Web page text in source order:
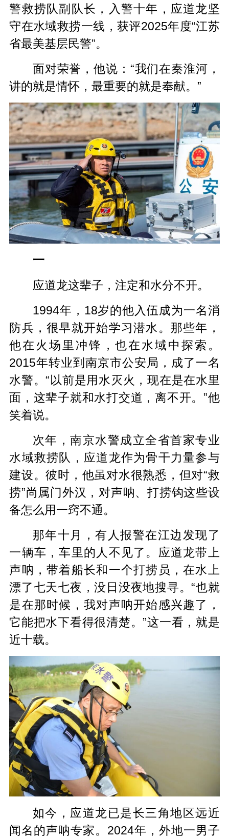
警救捞队副队长，入警十年，应道龙坚
守在水域救捞一线，获评2025年度“江苏
省最美基层民警”。
面对荣誉，他说：“我们在秦淮河，
讲的就是情怀，最重要的就是奉献。”
一
应道龙这辈子，注定和水分不开。
1994年，18岁的他入伍成为一名消
防兵，很早就开始学习潜水。那些年，
他在火场里冲锋，也在水域中探索。
2015年转业到南京市公安局，成了一名
水警。“以前是用水灭火，现在是在水里
面，这辈子就和水打交道，离不开。”他
笑着说。
次年，南京水警成立全省首家专业
水域救捞队，应道龙作为骨干力量参与
建设。彼时，他虽对水很熟悉，但对“救
捞”尚属门外汉，对声呐、打捞钩这些设
备怎么用一窍不通。
那年十月，有人报警在江边发现了
一辆车，车里的人不见了。应道龙带上
声呐，带着船长和一个打捞员，在水上
漂了七天七夜，没日没夜地搜寻。“也就
是在那时候，我对声呐开始感兴趣了，
它能把水下看得很清楚。”这一看，就是
近十载。
如今，应道龙已是长三角地区远近
闻名的声呐专家。2024年，外地一男子